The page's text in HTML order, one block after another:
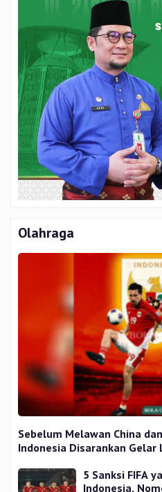
Olahraga
Sebelum Melawan China
Indonesia Disarankan Gelar
5 Sanksi FIFA
Indonesia,